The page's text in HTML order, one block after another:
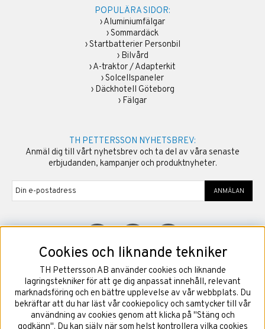
POPULÄRA SIDOR:
›Aluminiumfälgar
›Sommardäck
›Startbatterier Personbil
› Bilvård
›A-traktor / Adapterkit
›Solcellspaneler
› Däckhotell Göteborg
› Fälgar
TH PETTERSSON NYHETSBREV:
Anmäl dig till vårt nyhetsbrev och ta del av våra senaste
erbjudanden, kampanjer och produktnyheter.
ANMÄLAN
©2026Copyright TH Pettersson AB
Cookies och liknande tekniker
TH Pettersson AB använder cookies och liknande
lagringstekniker för att ge dig anpassat innehåll, relevant
marknadsföring och en bättre upplevelse av vår webbplats. Du
bekräftar att du har läst vår cookiepolicy och samtycker till vår
användning av cookies genom att klicka på "Stäng och